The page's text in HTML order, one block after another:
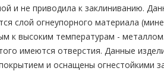
и не приводила к заклиниванию.
слой огнеупорного материала
к высоким температурам -
имеются отверстия. Данные
и оснащены